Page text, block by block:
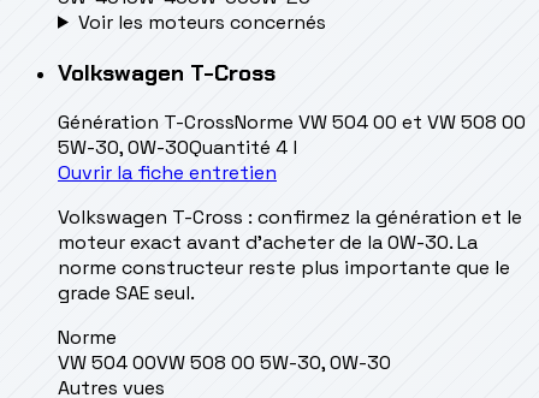
Voir les moteurs concernés
Volkswagen T-Cross
Génération T-CrossNorme VW 504 00 et VW 508 00
5W-30, 0W-30Quantité 4 l
Ouvrir la fiche entretien
Volkswagen T-Cross : confirmez la génération et le
moteur exact avant d’acheter de la 0W-30. La
norme constructeur reste plus importante que le
grade SAE seul.
Norme
VW 504 00VW 508 00 5W-30, 0W-30
Autres vues